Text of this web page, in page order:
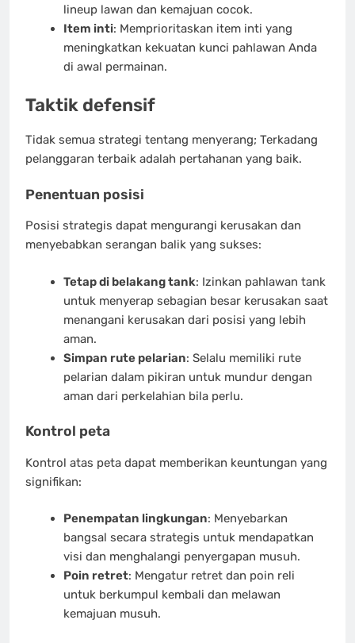
lineup lawan dan kemajuan cocok.
Item inti: Memprioritaskan item inti yang
meningkatkan kekuatan kunci pahlawan Anda
di awal permainan.
Taktik defensif
Tidak semua strategi tentang menyerang; Terkadang
pelanggaran terbaik adalah pertahanan yang baik.
Penentuan posisi
Posisi strategis dapat mengurangi kerusakan dan
menyebabkan serangan balik yang sukses:
Tetap di belakang tank: Izinkan pahlawan tank
untuk menyerap sebagian besar kerusakan saat
menangani kerusakan dari posisi yang lebih
aman.
Simpan rute pelarian: Selalu memiliki rute
pelarian dalam pikiran untuk mundur dengan
aman dari perkelahian bila perlu.
Kontrol peta
Kontrol atas peta dapat memberikan keuntungan yang
signifikan:
Penempatan lingkungan: Menyebarkan
bangsal secara strategis untuk mendapatkan
visi dan menghalangi penyergapan musuh.
Poin retret: Mengatur retret dan poin reli
untuk berkumpul kembali dan melawan
kemajuan musuh.